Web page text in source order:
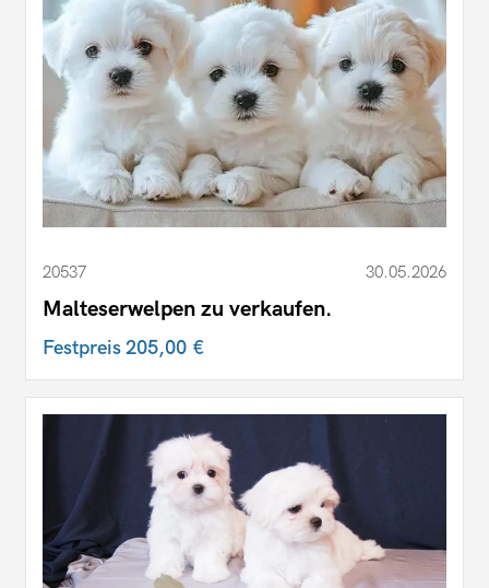
20537 30.05.2026
Malteserwelpen zu verkaufen.
Festpreis205,00 €